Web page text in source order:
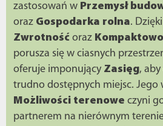
zastosowań w Przemysł
oraz Gospodarka rolna.
Zwrotność oraz
porusza się w ciasnych
oferuje imponujący Zasięg,
trudno dostępnych miejsc. Jego
Możliwości terenowe czyni
partnerem na nierównym